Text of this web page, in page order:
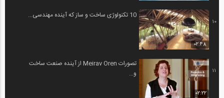
10
02:48
10 تکنولوژی ساخت و ساز که آینده مهندسی...
11
02:22
تصورات Meirav Oren از آینده صنعت ساخت
و...